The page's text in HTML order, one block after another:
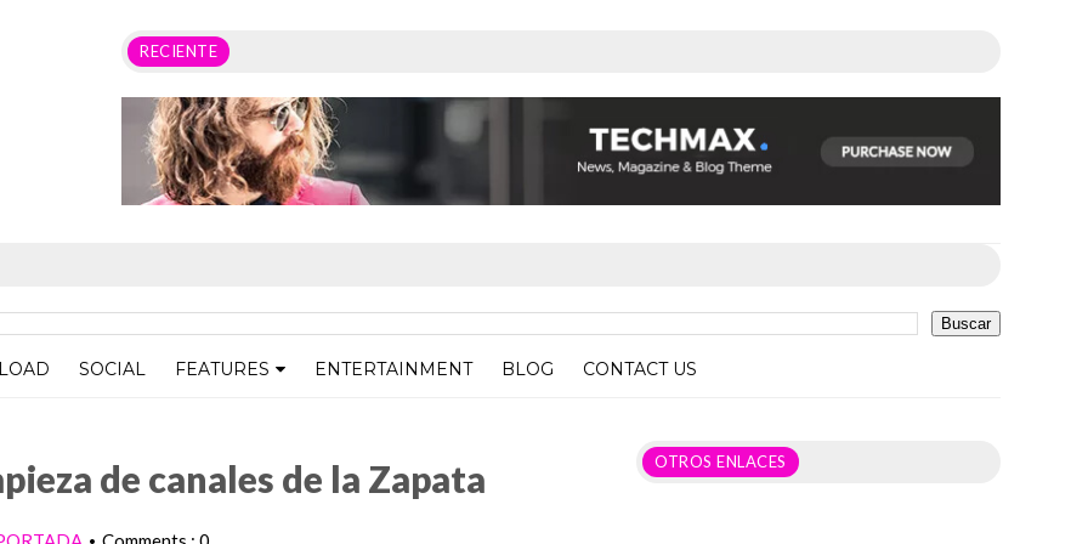
RECIENTE
SOCIAL FEATURES ENTERTAINMENT BLOG CONTACT US
de canales de la Zapata
•
OTROS ENLACES